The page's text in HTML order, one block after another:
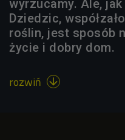
wyrzucamy. Ale,
Dziedzic,
roślin, jest sposób
życie i dobry dom.
rozwiń 